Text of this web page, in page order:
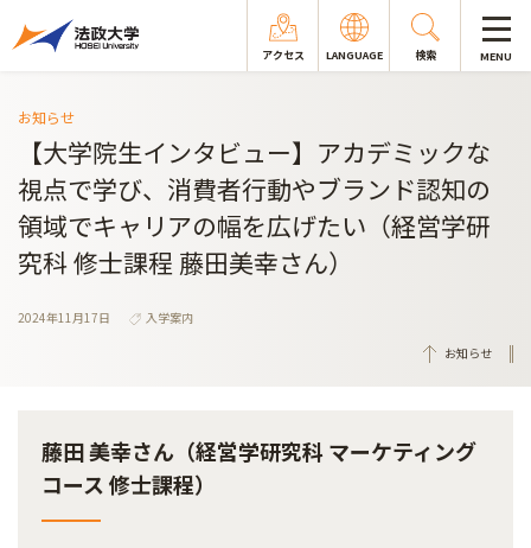
アクセス LANGUAGE 検索 MENU
お知らせ
【大学院生インタビュー】アカデミックな
視点で学び、消費者行動やブランド認知の
領域でキャリアの幅を広げたい（経営学研
究科 修士課程 藤田美幸さん）
2024年11月17日
入学案内
お知らせ
藤田 美幸さん（経営学研究科 マーケティング
コース 修士課程）